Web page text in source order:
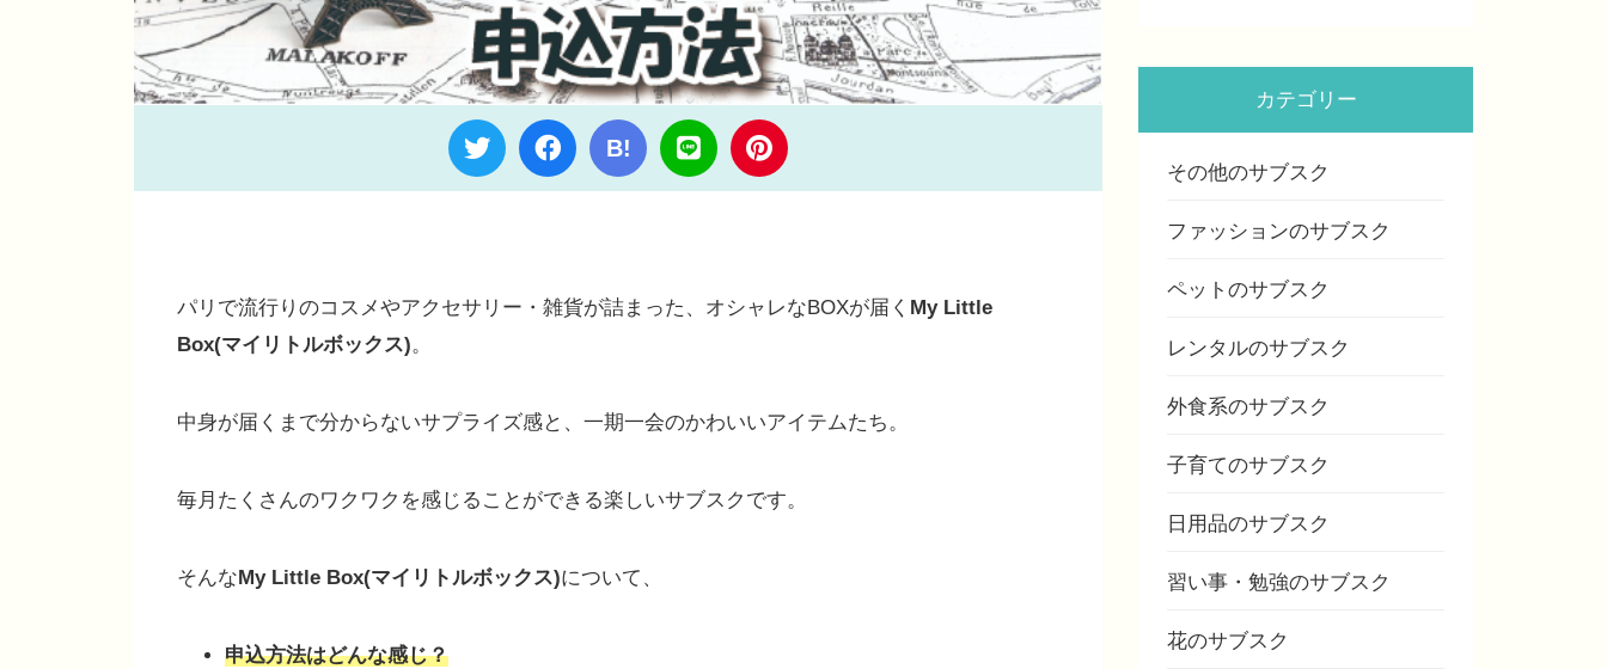
B!
パリで流行りのコスメやアクセサリー・雑貨が詰まった、オシャレなBOXが届く My Little
Box(マイリトルボックス)。
中身が届くまで分からないサプライズ感と、一期一会のかわいいアイテムたち。
毎月たくさんのワクワクを感じることができる楽しいサブスクです。
そんな My Little Box(マイリトルボックス)について、
申込方法はどんな感じ？
カテゴリー
その他のサブスク
ファッションのサブスク
ペットのサブスク
レンタルのサブスク
外食系のサブスク
子育てのサブスク
日用品のサブスク
習い事・勉強のサブスク
花のサブスク